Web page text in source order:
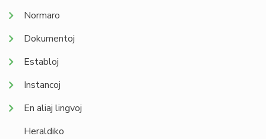
Normaro
Dokumentoj
Establoj
Instancoj
En aliaj lingvoj
Heraldiko